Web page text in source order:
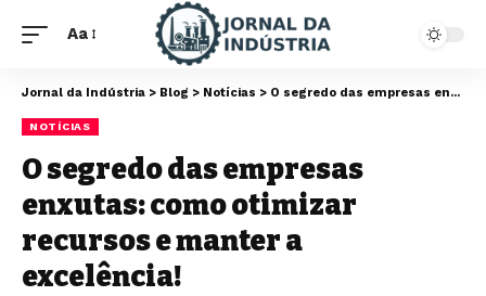
Aa
Jornal da Indústria > Blog > Notícias > O segredo das empresas enxutas: como otimizar recursos e manter a excelência!
NOTÍCIAS
O segredo das empresas
enxutas: como otimizar
recursos e manter a
excelência!